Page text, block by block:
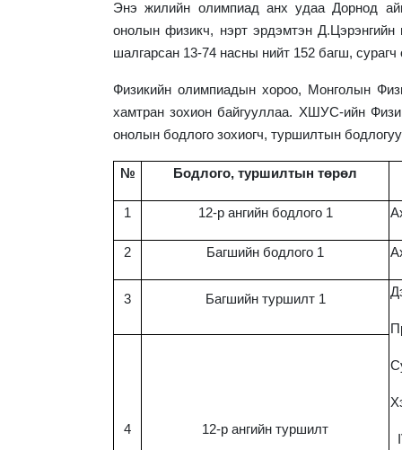
Энэ жилийн олимпиад анх удаа Дорнод
онолын физикч, нэрт эрдэмтэн
шалгарсан 13-74 насны нийт 152 багш,
Физикийн олимпиадын хороо, Монголын
хамтран зохион байгууллаа. ХШУС-ийн
онолын бодлого зохиогч, туршилтын
№ Бодлого, туршилтын төрөл
1 12-р ангийн бодлого 1
2 Багшийн бодлого 1
3 Багшийн туршилт 1
4 12-р ангийн туршилт